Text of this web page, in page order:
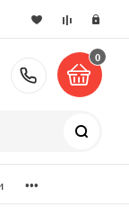
+7 (495)
0
...